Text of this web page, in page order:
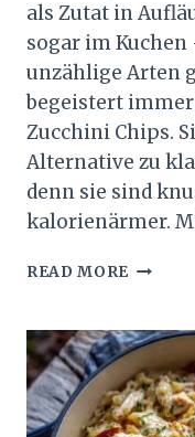
als Zutat in
sogar im
unzählige Arten
begeistert
Zucchini Chips.
Alternative zu
denn sie sind
kalorienärmer.
READ MORE
HIPS S
ELBER M
ACHEN